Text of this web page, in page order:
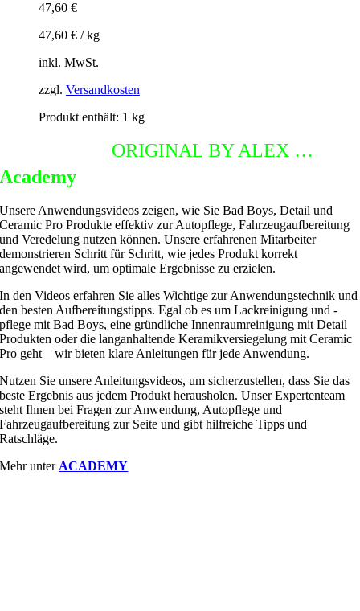
47,60 €
47,60 € /kg
inkl. MwSt.
zzgl. Versandkosten
Produkt enthält: 1 kg
ORIGINAL BY ALEX …
Academy
Unsere Anwendungsvideos zeigen, wie Sie Bad Boys, Detail und
Ceramic Pro Produkte effektiv zur Autopflege, Fahrzeugaufbereitung
und Veredelung nutzen können. Unsere erfahrenen Mitarbeiter
demonstrieren Schritt für Schritt, wie jedes Produkt korrekt
angewendet wird, um optimale Ergebnisse zu erzielen.
In den Videos erfahren Sie alles Wichtige zur Anwendungstechnik und
den besten Aufbereitungstipps. Egal ob es um Lackreinigung und -
pflege mit Bad Boys, eine gründliche Innenraumreinigung mit Detail
Produkten oder die langanhaltende Keramikversiegelung mit Ceramic
Pro geht – wir bieten klare Anleitungen für jede Anwendung.
Nutzen Sie unsere Anleitungsvideos, um sicherzustellen, dass Sie das
beste Ergebnis aus jedem Produkt herausholen. Unser Expertenteam
steht Ihnen bei Fragen zur Anwendung, Autopflege und
Fahrzeugaufbereitung zur Seite und gibt hilfreiche Tipps und
Ratschläge.
Mehr unter ACADEMY